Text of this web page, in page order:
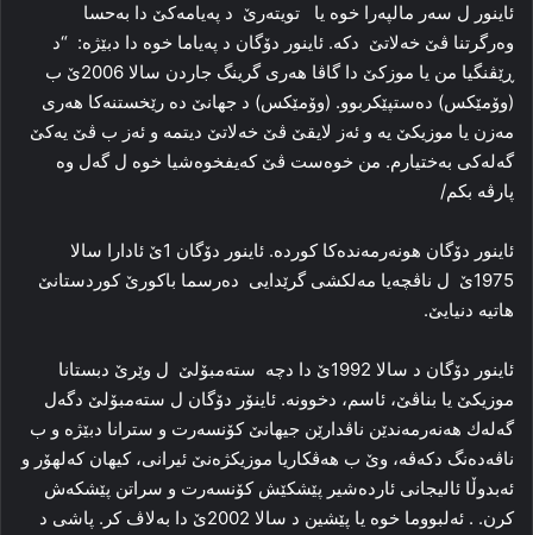
ئاینور ل سه‌ر مالپەرا خوە یا تویته‌رێ د پەیامەكێ دا بەحسا
وه‌رگرتنا ڤێ خه‌لاتێ دكە. ئاینور دۆگان د پەیاما خوە دا دبێژه‌: “د
ڕێڤنگیا من یا موزکێ دا گاڤا هه‌ری گرینگ جاردن سالا 2006ێ ب
(وۆمێكس) ده‌ستپێکربوو. (وۆمێكس) د جهانێ ده‌ رێخستنەكا هه‌ری
مه‌زن یا موزیکێ یه‌ و ئه‌ز لایقێ ڤێ خه‌لاتێ دیتمه‌ و ئه‌ز ب ڤێ یه‌کێ
گه‌له‌کی به‌ختیارم. من خوه‌ست ڤێ که‌یفخوه‌شیا خوه‌ ل گه‌ل وه‌
پارڤە بكم/
ئاینور دۆگان هونه‌رمه‌نده‌کا‌ کورده‌. ئاینور دۆگان 1ێ ئادارا سالا
1975ێ ل ناڤچه‌یا مه‌لکشی گرێدایی ده‌رسما باکورێ کوردستانێ
هاتیه‌ دنیایێ.
ئاینور دۆگان د سالا 1992ێ دا دچە سته‌مبۆلێ ل وێرێ دبستانا
موزیکێ یا بناڤێ، ئاسم، دخوونە. ئاینۆر دۆگان ل ستەمبۆلێ دگەل
گەلەك ھەنەرمەندێن ناڤدارێن جیھانێ كۆنسەرت و سترانا دبێژە و ب
ناڤەدەنگ دكەڤە، وێ ب هه‌ڤکاریا موزیکژه‌نێ‌ ئیرانی، کیهان که‌لهۆر و
ئه‌بدوڵا ئالیجانی ئارده‌شیر پێشکێش كۆنسەرت و سراتن پێشكەش
كرن. ‌. ئەلبووما خوه‌ یا پێشین د سالا 2002ێ دا به‌لاڤ کر. پاشی د